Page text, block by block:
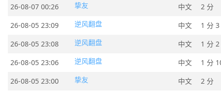
26-08-07 00:26
挚友 中文
2 分
26-08-05 23:09
逆风翻盘 中文
1 分
26-08-05 23:08
逆风翻盘 中文
1 分
26-08-05 23:06
逆风翻盘 中文
1 分
26-08-05 23:00
挚友 中文
2 分